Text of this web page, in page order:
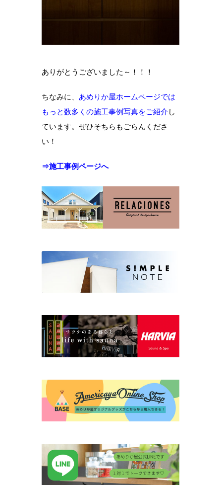
ありがとうございました～！！！
ちなみに、 あめりか屋ホームページでは
もっと数多くの施工事例写真をご紹介 し
ています。ぜひそちらもごらんくださ
い！
⇒施工事例ページへ